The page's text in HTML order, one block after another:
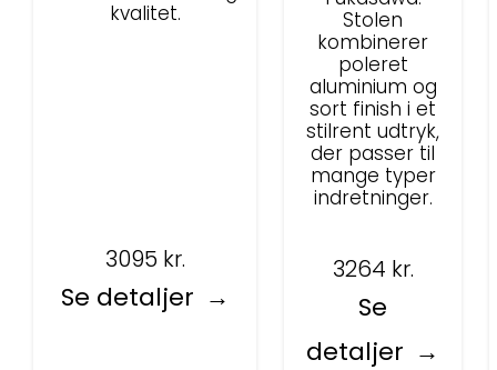
kvalitet.
3095 kr.
Se detaljer
Stolen
kombinerer
poleret
aluminium og
sort finish i et
stilrent udtryk,
der passer til
mange typer
indretninger.
3264 kr.
Se
detaljer